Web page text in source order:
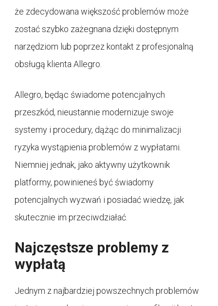
że zdecydowana większość problemów może
zostać szybko zażegnana dzięki dostępnym
narzędziom lub poprzez kontakt z profesjonalną
obsługą klienta Allegro.
Allegro, będąc świadome potencjalnych
przeszkód, nieustannie modernizuje swoje
systemy i procedury, dążąc do minimalizacji
ryzyka wystąpienia problemów z wypłatami.
Niemniej jednak, jako aktywny użytkownik
platformy, powinieneś być świadomy
potencjalnych wyzwań i posiadać wiedzę, jak
skutecznie im przeciwdziałać.
Najczęstsze problemy z
wypłatą
Jednym z najbardziej powszechnych problemów